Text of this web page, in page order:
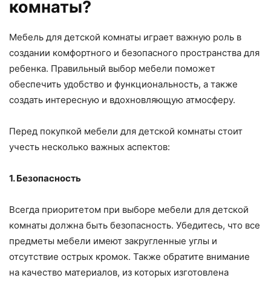
комнаты?
Мебель для детской комнаты играет важную роль в
создании комфортного и безопасного пространства для
ребенка. Правильный выбор мебели поможет
обеспечить удобство и функциональность, а также
создать интересную и вдохновляющую атмосферу.
Перед покупкой мебели для детской комнаты стоит
учесть несколько важных аспектов:
1. Безопасность
Всегда приоритетом при выборе мебели для детской
комнаты должна быть безопасность. Убедитесь, что все
предметы мебели имеют закругленные углы и
отсутствие острых кромок. Также обратите внимание
на качество материалов, из которых изготовлена